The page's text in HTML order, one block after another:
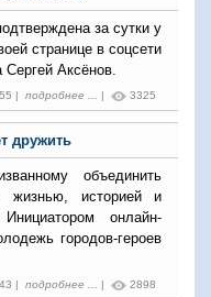
за сутки у
странице в соцсети
Аксёнов.
| подробнее ... | 3325
дружить
объединить
жизнью, историей и
Инициатором онлайн-
городов-героев
| подробнее ... | 2898